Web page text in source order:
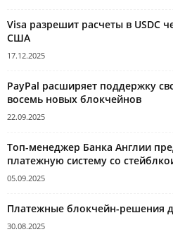
Visa разрешит расчеты в USDC
США
17.12.2025
PayPal расширяет поддержку
восемь новых блокчейнов
22.09.2025
Топ-менеджер Банка Англии
платежную систему со
05.09.2025
Платежные блокчейн-решения
30.08.2025